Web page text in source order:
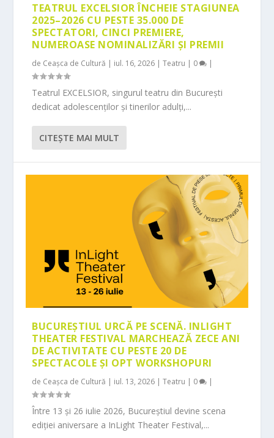
TEATRUL EXCELSIOR ÎNCHEIE STAGIUNEA
2025–2026 CU PESTE 35.000 DE
SPECTATORI, CINCI PREMIERE,
NUMEROASE NOMINALIZĂRI ȘI PREMII
de Ceașca de Cultură | iul. 16, 2026 |Teatru | 0 |
Teatrul EXCELSIOR, singurul teatru din București
dedicat adolescenților și tinerilor adulți,...
CITEŞTE MAI MULT
BUCUREȘTIUL URCĂ PE SCENĂ. INLIGHT
THEATER FESTIVAL MARCHEAZĂ ZECE ANI
DE ACTIVITATE CU PESTE 20 DE
SPECTACOLE ȘI OPT WORKSHOPURI
de Ceașca de Cultură | iul. 13, 2026 |Teatru | 0 |
Între 13 și 26 iulie 2026, Bucureștiul devine scena
ediției aniversare a InLight Theater Festival,...